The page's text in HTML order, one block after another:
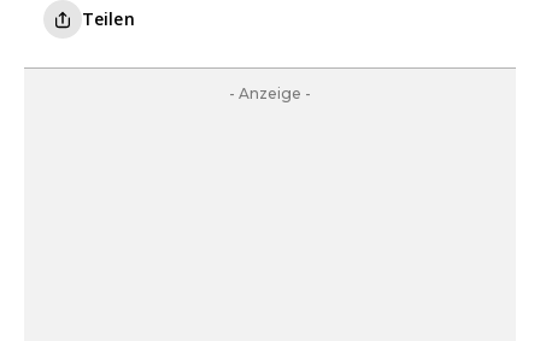
Teilen
- Anzeige -